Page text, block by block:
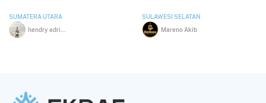
SUMATERA UTARA
SULAWESI SELATAN
Mareno Akib